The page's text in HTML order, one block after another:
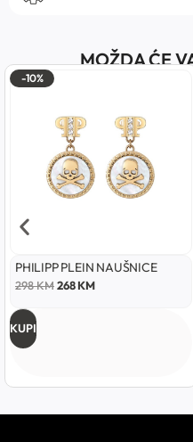
MOŽDA ĆE
-10%
PHILIPP PLEIN NAUŠNICE
298KM268KM
KUPI